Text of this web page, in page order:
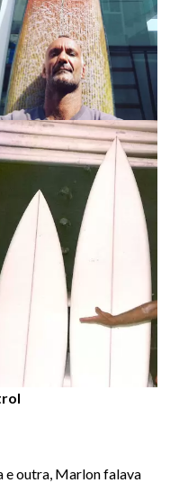
e outra, Marlon falava